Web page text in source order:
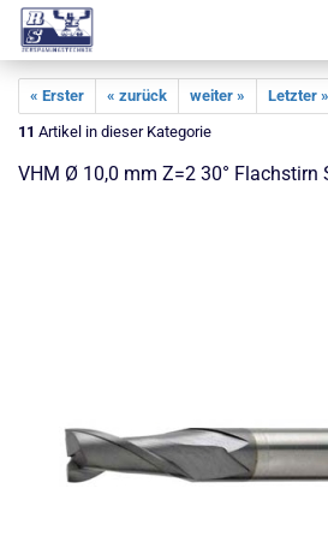
« Erster « zurück weiter »
Letzter »
11 Artikel in dieser Kategorie
VHM Ø 10,0 mm Z=2 30° Flachstirn